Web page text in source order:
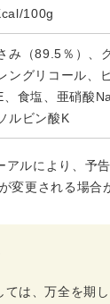
100g
み（89.5％）、
ングリコール、
、食塩、亜硝酸
ルビン酸K
ルにより、予
変更される場合
は、万全を期